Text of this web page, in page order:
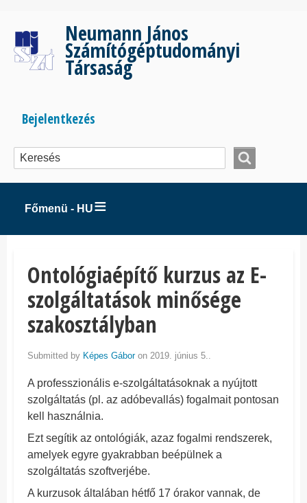
tartalomra
Neumann János
Számítógéptudományi
Társaság
Bejelentkezés
menüje
Bejelentkezés
Főmenü - HU
Ontológiaépítő kurzus az E-
szolgáltatások minősége
szakosztályban
Submitted by Képes Gáboron 2019. június 5..
A professzionális e-szolgáltatásoknak a nyújtott
szolgáltatás (pl. az adóbevallás) fogalmait pontosan
kell használnia.
Ezt segítik az ontológiák, azaz fogalmi rendszerek,
amelyek egyre gyakrabban beépülnek a
szolgáltatás szoftverjébe.
A kurzusok általában hétfő 17 órakor vannak, de